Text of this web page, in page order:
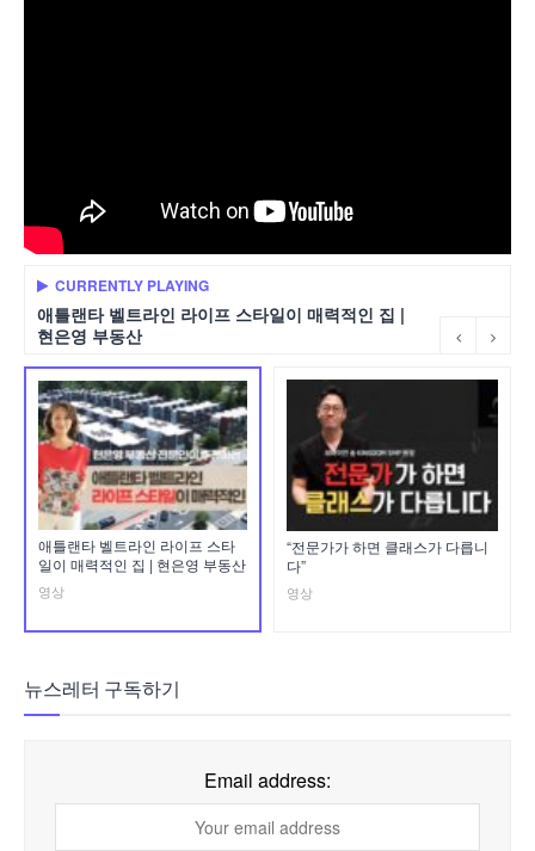
CURRENTLY PLAYING
애틀랜타 벨트라인 라이프 스타일이 매력적인 집 |
현은영 부동산
애틀랜타 벨트라인 라이프 스타
일이 매력적인 집 | 현은영 부동산
영상
“전문가가 하면 클래스가 다릅니
다”
영상
뉴스레터 구독하기
Email address: